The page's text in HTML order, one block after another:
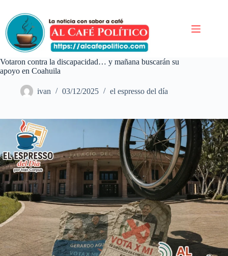
contenido
Votaron contra la discapacidad… y mañana buscarán su
apoyo en Coahuila
ivan 03/12/2025 el espresso del día